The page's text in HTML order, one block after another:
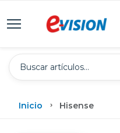
Inicio Hisense